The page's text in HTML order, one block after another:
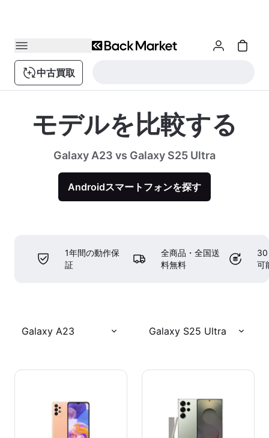
中古買取
モデルを比較する
Galaxy A23 vs Galaxy S25 Ultra
Androidスマートフォンを探す
1年間の動作保
証
全商品・全国送
料無料
30
可
Galaxy A23 Galaxy S25 Ultra